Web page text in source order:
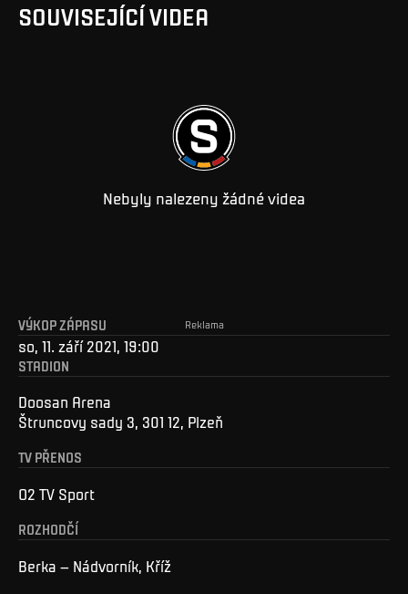
SOUVISEJÍCÍ VIDEA
Nebyly nalezeny žádné videa
Reklama
VÝKOP ZÁPASU
so, 11. září 2021, 19:00
STADION
Doosan Arena
Štruncovy sady 3, 301 12, Plzeň
TV PŘENOS
O2 TV Sport
ROZHODČÍ
Berka – Nádvorník, Kříž